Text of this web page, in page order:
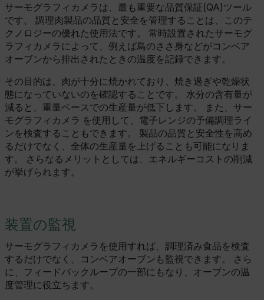
サーモグラフィカメラは、最も重要な品質保証(QA)ツール
です。 調理肉製品の品質と安全を管理することは、このテ
クノロジーの優れた使用法です。 常時設置されたサーモグ
ラフィカメラによって、例えば鳥のささ身などがコンベア
オーブンから排出されたときの温度を記録できます。
その目的は、肉が十分に焼かれており、焼き過ぎや乾燥状
態になっていないのを確認することです。 水分の含有量が
減ると、重量ベースでの生産量が低下します。 また、サー
モグラフィカメラ を使用して、電子レンジの予備調理ライ
ンを検査することもできます。 製品の品質と安全性を高め
るだけでなく、全体の生産量を上げることも可能になりま
す。 さらなるメリットとしては、エネルギーコストの削減
が挙げられます。
装置の監視
サーモグラフィカメラを使用すれば、調理済み食品を検査
するだけでなく、コンベアオーブンも監視できます。 さら
に、フィードバックループの一部にもなり、オーブンの温
度管理に役立ちます。